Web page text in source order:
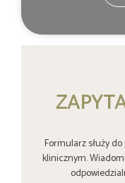
Formularz służy
klinicznym.